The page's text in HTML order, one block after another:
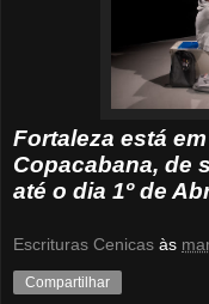
Fortaleza está
Copacabana, de
até o dia 1º de
Escrituras Cenicas às
Compartilhar